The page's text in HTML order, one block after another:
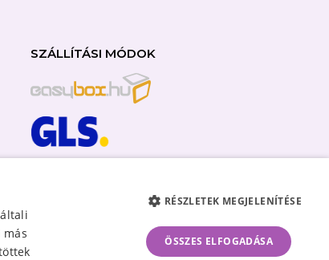
SZÁLLÍTÁSI MÓDOK
ÖSSZES ELFOGADÁSA
RÉSZLETEK MEGJELENÍTÉSE